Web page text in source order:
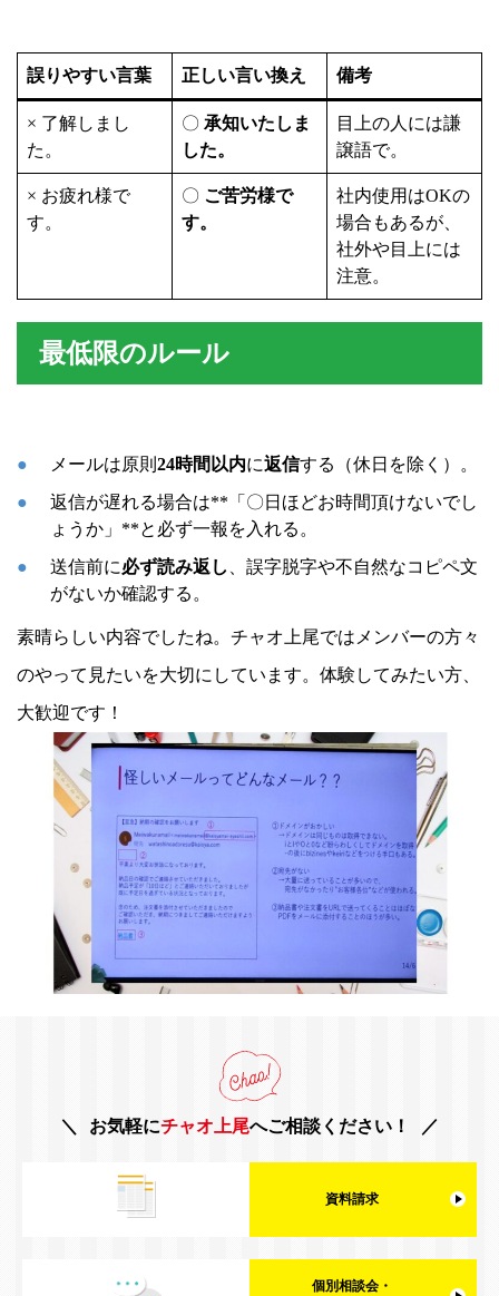
誤りやすい言葉 正しい言い換え 備考
× 了解しまし
た。
〇 承知いたしま
した。
目上の人には謙
譲語で。
× お疲れ様で
す。
〇 ご苦労様で
す。
社内使用はOKの
場合もあるが、
社外や目上には
注意。
最低限のルール
メールは原則 24時間以内に返信する（休日を除く）。
返信が遅れる場合は**「〇日ほどお時間頂けないでし
ょうか」**と必ず一報を入れる。
送信前に必ず読み返し
、誤字脱字や不自然なコピペ文
がないか確認する。
素晴らしい内容でしたね。チャオ上尾ではメンバーの方々
のやって見たいを大切にしています。体験してみたい方、
大歓迎です！
お気軽にチャオ上尾へご相談ください！
資料請求
個別相談会・